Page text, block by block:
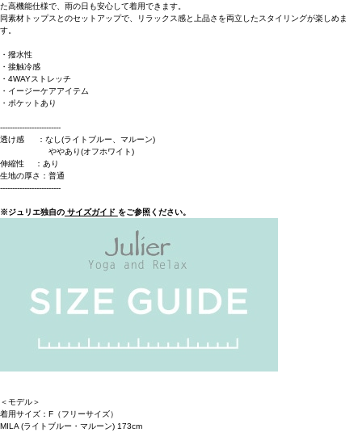
た高機能仕様で、雨の日も安心して着用できます。
同素材トップスとのセットアップで、リラックス感と上品さを両立したスタイリングが楽しめま
す。
・撥水性
・接触冷感
・4WAYストレッチ
・イージーケアアイテム
・ポケットあり
-------------------------
透け感 ：なし(ライトブルー、マルーン)
ややあり(オフホワイト)
伸縮性 ：あり
生地の厚さ：普通
-------------------------
※ジュリエ独自のサイズガイド をご参照ください。
＜モデル＞
着用サイズ：F（フリーサイズ）
MILA (ライトブルー・マルーン) 173cm